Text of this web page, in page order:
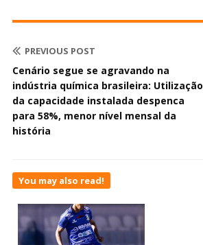
PREVIOUS POST
Cenário segue se agravando na
indústria química brasileira: Utilização
da capacidade instalada despenca
para 58%, menor nível mensal da
história
You may also read!